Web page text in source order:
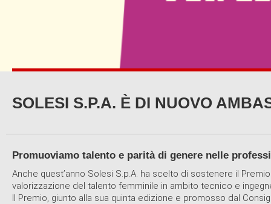
SOLESI S.P.A. È DI NUOVO
Promuoviamo talento e parità di genere nelle
Anche quest’anno Solesi S.p.A. ha scelto di sostenere il
valorizzazione del talento femminile in ambito tecnico e
Il Premio, giunto alla sua quinta edizione e promosso dal